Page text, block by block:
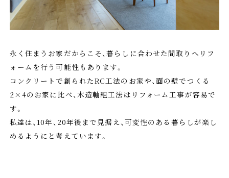
永く住まうお家だからこそ、暮らしに合わせた間取りへリフ
ォームを行う可能性もあります。
コンクリートで創られたRC工法のお家や、面の壁でつくる
2×4のお家に比べ、木造軸組工法はリフォーム工事が容易で
す。
私達は、10年、20年後まで見据え、可変性のある暮らしが楽し
めるようにと考えています。